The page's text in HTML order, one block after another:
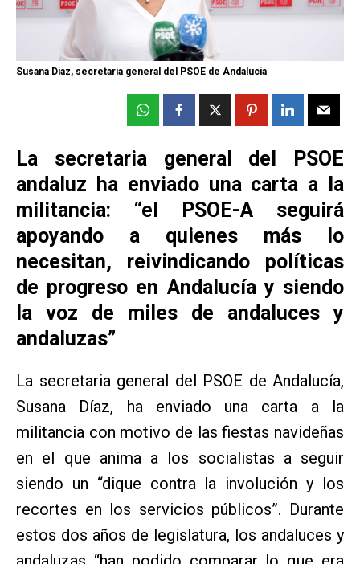
Susana Díaz, secretaria general del PSOE de Andalucía
La secretaria general del PSOE
andaluz ha enviado una carta a la
militancia: “el PSOE-A seguirá
apoyando a quienes más lo
necesitan, reivindicando políticas
de progreso en Andalucía y siendo
la voz de miles de andaluces y
andaluzas”
La secretaria general del PSOE de Andalucía,
Susana Díaz, ha enviado una carta a la
militancia con motivo de las fiestas navideñas
en el que anima a los socialistas a seguir
siendo un “dique contra la involución y los
recortes en los servicios públicos”. Durante
estos dos años de legislatura, los andaluces y